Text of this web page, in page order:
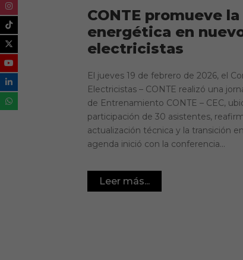
CONTE promueve
energética en
electricistas
El jueves 19 de febrero de 2026, el
Electricistas – CONTE realizó una
de Entrenamiento CONTE – CEC,
participación de 30 asistentes,
actualización técnica y la transición
agenda inició con la conferencia...
Leer más...